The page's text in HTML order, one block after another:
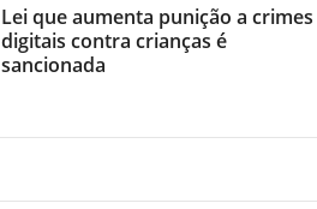
Lei que aumenta punição a crimes
digitais contra crianças é
sancionada